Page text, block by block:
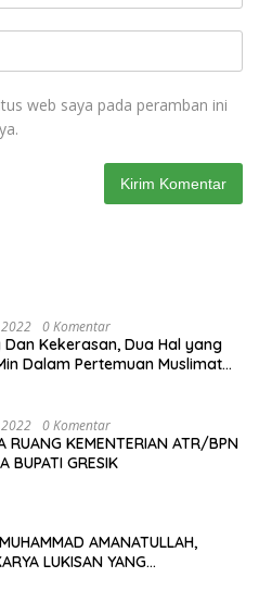
web saya pada peramban ini
0 Komentar
Dan Kekerasan, Dua Hal yang
Dalam Pertemuan Muslimat
0 Komentar
RUANG KEMENTERIAN ATR/BPN
BUPATI GRESIK
AMANATULLAH,
LUKISAN YANG